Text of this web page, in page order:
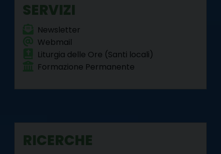
SERVIZI
Newsletter
Webmail
Liturgia delle Ore (Santi locali)
Formazione Permanente
RICERCHE